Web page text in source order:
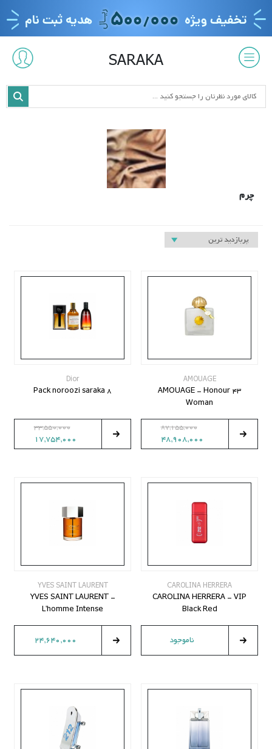
SARAKA
چرم
AMOUAGE
AMOUAGE - Honour 43
Woman
87,155,000
48,908,000
Dior
Pack noroozi saraka 8
33,550,000
17,754,000
CAROLINA HERRERA
CAROLINA HERRERA - VIP
Black Red
ناموجود
YVES SAINT LAURENT
YVES SAINT LAURENT -
L'homme Intense
24,640,000